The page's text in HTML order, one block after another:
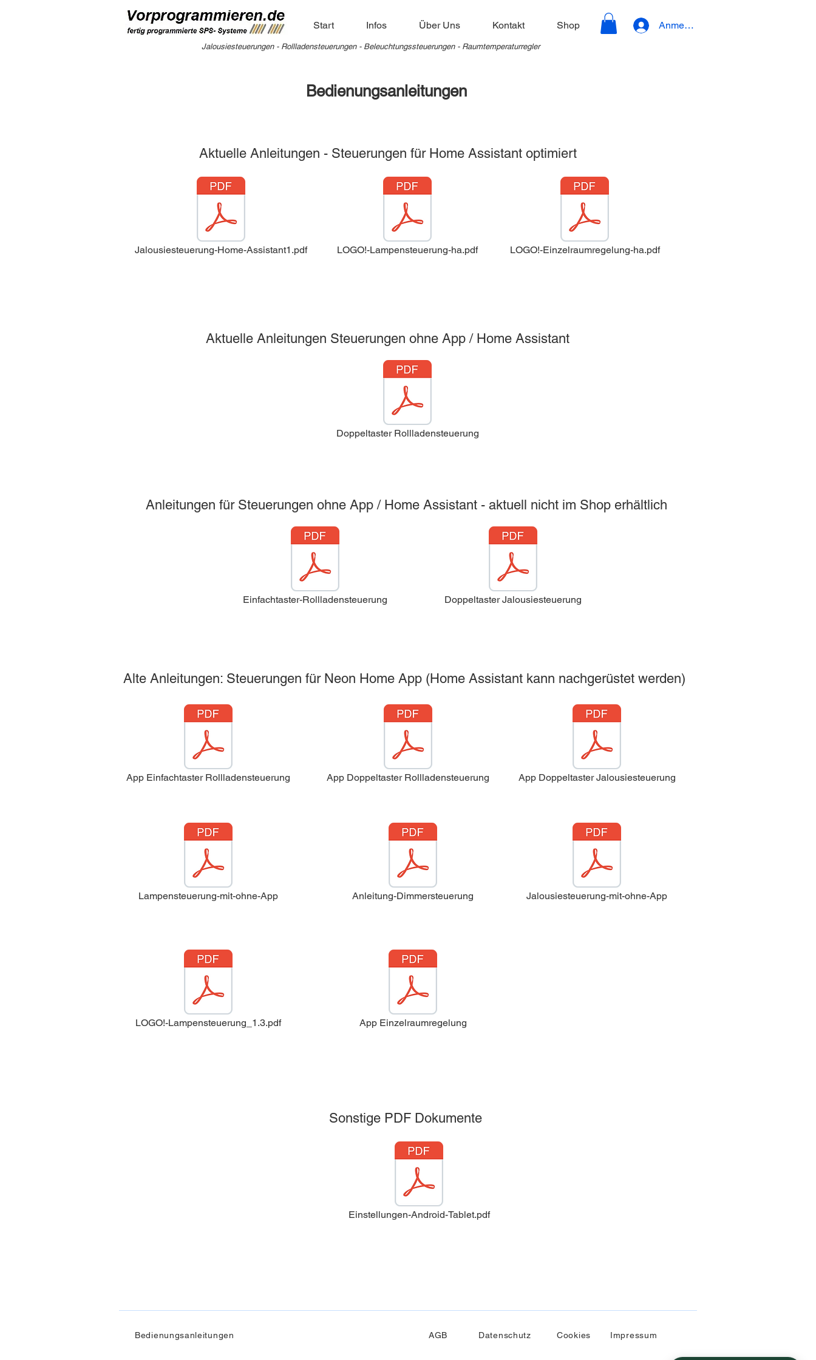
Start Infos Über Uns Kontakt Shop Anmelden
Jalousiesteuerungen - Rollladensteuerungen - Beleuchtungssteuerungen - Raumtemperaturregler
Bedienungsanleitungen
Aktuelle Anleitungen - Steuerungen für Home Assistant optimiert
Jalousiesteuerung-Home-Assistant1.pdf LOGO!-Lampensteuerung-ha.pdf LOGO!-Einzelraumregelung-ha.pdf
Aktuelle Anleitungen Steuerungen ohne App / Home Assistant
Doppeltaster Rollladensteuerung
Anleitungen für Steuerungen ohne App / Home Assistant - aktuell nicht im Shop erhältlich
Einfachtaster-Rollladensteuerung Doppeltaster Jalousiesteuerung
Alte Anleitungen: Steuerungen für Neon Home App (Home Assistant kann nachgerüstet werden)
App Einfachtaster Rollladensteuerung
Lampensteuerung-mit-ohne-App
LOGO!-Lampensteuerung_1.3.pdf
App Doppeltaster Rollladensteuerung
Anleitung-Dimmersteuerung
App Doppeltaster Jalousiesteuerung
Jalousiesteuerung-mit-ohne-App
App Einzelraumregelung
Sonstige PDF Dokumente
Einstellungen-Android-Tablet.pdf
Bedienungsanleitungen AGB Datenschutz Cookies Impressum